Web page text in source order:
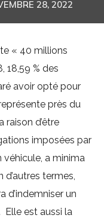
28, 2022
« 40 millions
18,59 % des
avoir opté pour
près du
raison d’être
imposées par
véhicule, a minima
termes,
d’indemniser un
Elle est aussi la